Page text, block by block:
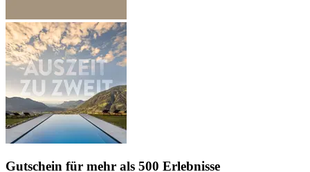
Gutschein für mehr als 500 Erlebnisse